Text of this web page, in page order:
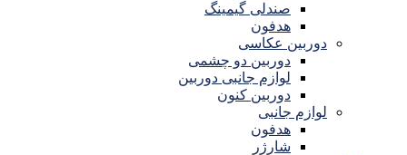
صندلی گیمینگ
هدفون
دوربین عکاسی
دوربین دو چشمی
لوازم جانبی دوربین
دوربین کنون
لوازم جانبی
هدفون
شارژر